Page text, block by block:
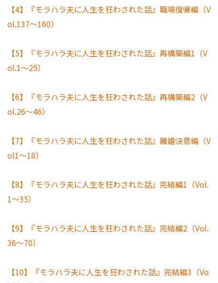
【4】『モラハラ夫に人生を狂わされた話』職場復帰編（V
ol.137～160）
【5】『モラハラ夫に人生を狂わされた話』再構築編1（V
ol.1～25）
【6】『モラハラ夫に人生を狂わされた話』再構築編2（V
ol.26～46）
【7】『モラハラ夫に人生を狂わされた話』離婚決意編（V
ol1～18）
【8】『モラハラ夫に人生を狂わされた話』完結編1（Vol.
1～35）
【9】『モラハラ夫に人生を狂わされた話』完結編2（Vol.
36～70）
【10】『モラハラ夫に人生を狂わされた話』完結編3（Vo